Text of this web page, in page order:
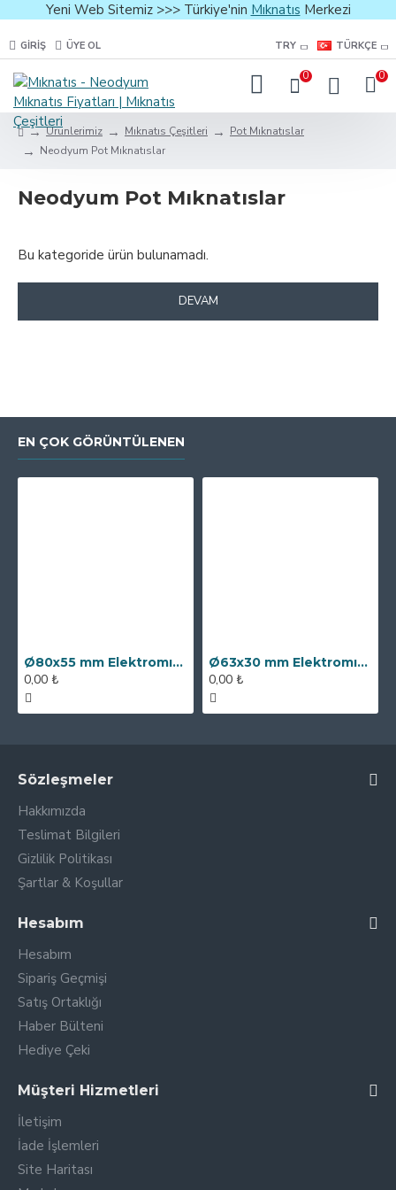
Yeni Web Sitemiz >>> Türkiye'nin Mıknatıs Merkezi
GIRIŞ ÜYE OL TRY TÜRKÇE
0 0
Ürünlerimiz Mıknatıs Çeşitleri
Pot Mıknatıslar
Neodyum Pot Mıknatıslar
Neodyum Pot Mıknatıslar
Bu kategoride ürün bulunamadı.
DEVAM
EN ÇOK GÖRÜNTÜLENEN
Ø80x55 mm Elektromıknatıs - 250 kg Çekim Gücü
0,00 ₺
Ø63x30 mm Elektromıknatıs - 100 kg Çekim Gücü
0,00 ₺
Sözleşmeler
Hakkımızda
Teslimat Bilgileri
Gizlilik Politikası
Şartlar & Koşullar
Hesabım
Hesabım
Sipariş Geçmişi
Satış Ortaklığı
Haber Bülteni
Hediye Çeki
Müşteri Hizmetleri
İletişim
İade İşlemleri
Site Haritası